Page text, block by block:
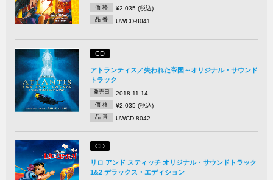
価 格 ¥2,035 (税込)
品 番 UWCD-8041
CD
アトランティス／失われた帝国～オリジナル・サウンド
トラック
発売日 2018.11.14
価 格 ¥2,035 (税込)
品 番 UWCD-8042
CD
リロ アンド スティッチ オリジナル・サウンドトラック
1&2 デラックス・エディション